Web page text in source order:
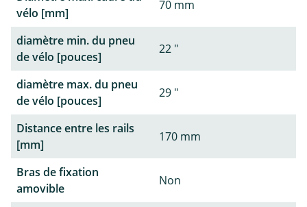
vélo [mm]
70 mm
diamètre min. du pneu
de vélo [pouces]
22 "
diamètre max. du pneu
de vélo [pouces]
29 "
Distance entre les rails
[mm]
170 mm
Bras de fixation
amovible
Non